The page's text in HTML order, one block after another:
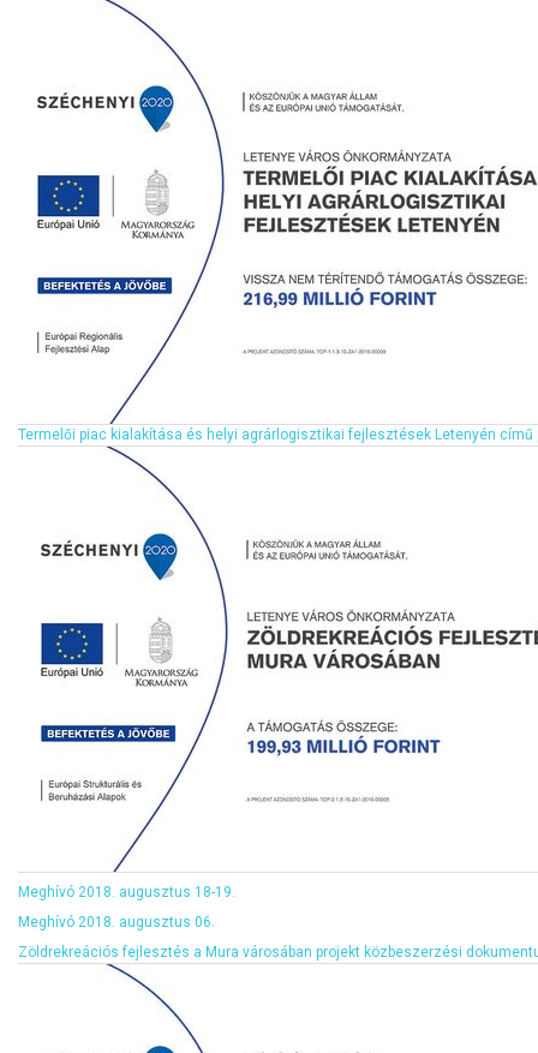
Termelői piac kialakítása és helyi agrárlogisztikai fejlesztések Letenyén
Meghívó 2018. augusztus 18-19.
Meghívó 2018. augusztus 06.
Zöldrekreációs fejlesztés a Mura városában projekt közbeszerzési